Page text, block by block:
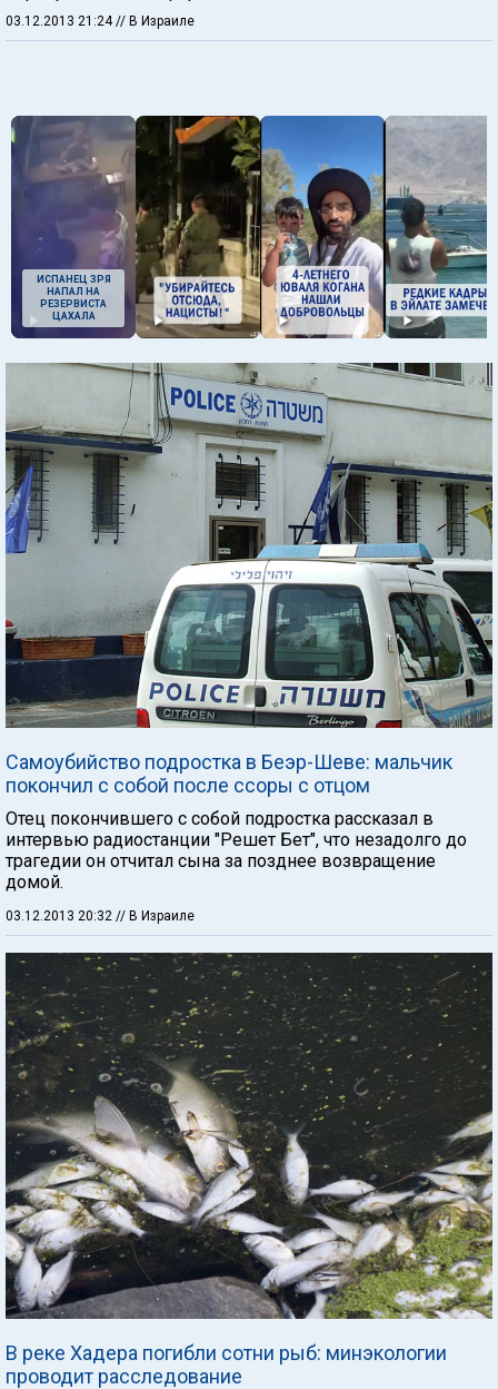
03.12.2013 21:24 // В Израиле
ИСПАНЕЦ ЗРЯ
НАПАЛ НА
РЕЗЕРВИСТА
ЦАХАЛА
Самоубийство подростка в Беэр-Шеве: мальчик
покончил с собой после ссоры с отцом
Отец покончившего с собой подростка рассказал в
интервью радиостанции "Решет Бет", что незадолго до
трагедии он отчитал сына за позднее возвращение
домой.
03.12.2013 20:32 // В Израиле
В реке Хадера погибли сотни рыб: минэкологии
проводит расследование